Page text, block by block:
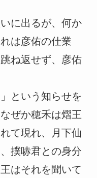
に出るが、何か
は彦佑の仕業
ね返せず、彦佑
という知らせを
ぜか穂禾は熠王
て現れ、月下仙
撲哧君との身分
はそれを聞いて